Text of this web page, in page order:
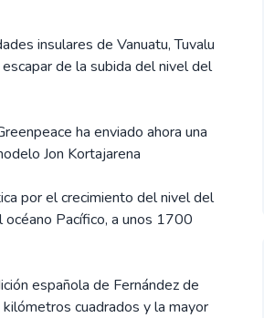
insulares de Vanuatu, Tuvalu
de la subida del nivel del
ha enviado ahora una
Jon Kortajarena
por el crecimiento del nivel del
Pacífico, a unos 1700
española de Fernández de
cuadrados y la mayor